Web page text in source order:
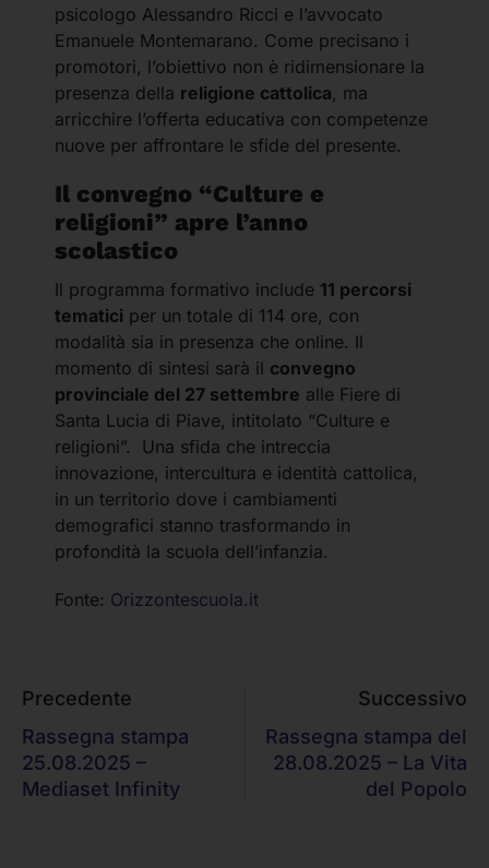
psicologo Alessandro Ricci e l’avvocato
Emanuele Montemarano. Come precisano i
promotori, l’obiettivo non è ridimensionare la
presenza della religione cattolica, ma
arricchire l’offerta educativa con competenze
nuove per affrontare le sfide del presente.
Il convegno “Culture e
religioni” apre l’anno
scolastico
Il programma formativo include 11 percorsi
tematici per un totale di 114 ore, con
modalità sia in presenza che online. Il
momento di sintesi sarà il convegno
provinciale del 27 settembre alle Fiere di
Santa Lucia di Piave, intitolato “Culture e
religioni”. Una sfida che intreccia
innovazione, intercultura e identità cattolica,
in un territorio dove i cambiamenti
demografici stanno trasformando in
profondità la scuola dell’infanzia.
Fonte: Orizzontescuola.it
Precedente
Rassegna stampa
25.08.2025 –
Mediaset Infinity
Successivo
Rassegna stampa del
28.08.2025 – La Vita
del Popolo